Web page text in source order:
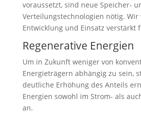
voraussetzt, sind neue Speicher-
Verteilungstechnologien nötig.
Entwicklung und Einsatz verstärkt
Regenerative Energien
Um in Zukunft weniger von
Energieträgern abhängig zu sein,
deutliche Erhöhung des Anteils
Energien sowohl im Strom- als
an.